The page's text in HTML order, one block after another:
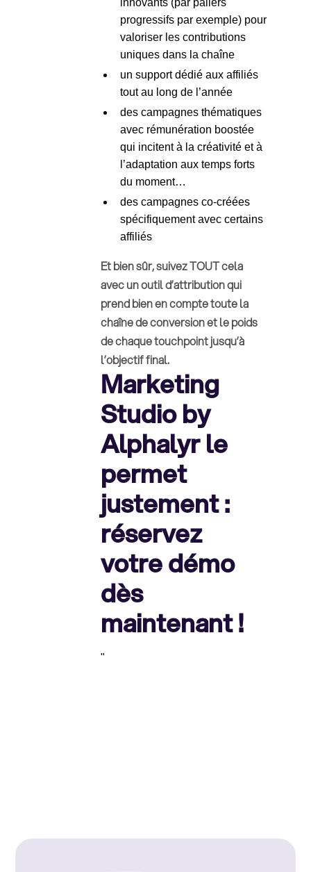
innovants (par paliers
progressifs par exemple) pour
valoriser les contributions
uniques dans la chaîne
un support dédié aux affiliés
tout au long de l’année
des campagnes thématiques
avec rémunération boostée
qui incitent à la créativité et à
l’adaptation aux temps forts
du moment…
des campagnes co-créées
spécifiquement avec certains
affiliés
Et bien sûr, suivez TOUT cela
avec un outil d’attribution qui
prend bien en compte toute la
chaîne de conversion et le poids
de chaque touchpoint jusqu’à
l’objectif final.
Marketing
Studio by
Alphalyr le
permet
justement :
réservez
votre démo
dès
maintenant !
"